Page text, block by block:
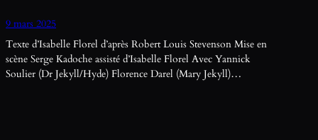
9 mars 2025
Texte d’Isabelle Florel d’après Robert Louis Stevenson Mise en
scène Serge Kadoche assisté d’Isabelle Florel Avec Yannick
Soulier (Dr Jekyll/Hyde) Florence Darel (Mary Jekyll)…